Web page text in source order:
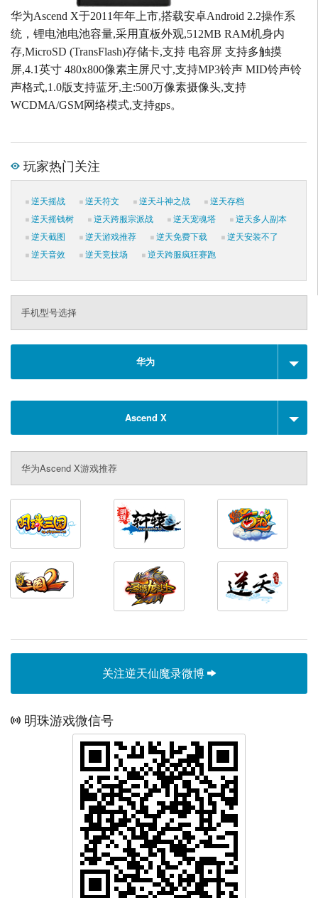
华为Ascend X于2011年年上市,搭载安卓Android 2.2操作系
统，锂电池电池容量,采用直板外观,512MB RAM机身内
存,MicroSD (TransFlash)存储卡,支持 电容屏 支持多触摸
屏,4.1英寸 480x800像素主屏尺寸,支持MP3铃声 MID铃声铃
声格式,1.0版支持蓝牙,主:500万像素摄像头,支持
WCDMA/GSM网络模式,支持gps。
玩家热门关注
逆天摇战 逆天符文 逆天斗神之战
逆天存档
逆天摇钱树
逆天跨服宗派战 逆天宠魂塔
逆天多人副本
逆天截图
逆天游戏推荐 逆天免费下载
逆天安装不了
逆天音效
逆天竞技场 逆天跨服疯狂赛跑
手机型号选择
华为
Ascend X
华为Ascend X游戏推荐
关注逆天仙魔录微博
明珠游戏微信号